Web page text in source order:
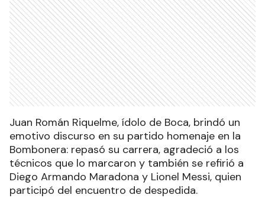
Juan Román Riquelme, ídolo de Boca, brindó un
emotivo discurso en su partido homenaje en la
Bombonera: repasó su carrera, agradeció a los
técnicos que lo marcaron y también se refirió a
Diego Armando Maradona y Lionel Messi, quien
participó del encuentro de despedida.